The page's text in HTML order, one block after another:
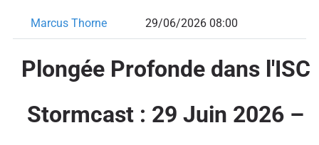
Marcus Thorne 29/06/2026 08:00
Plongée Profonde dans l'ISC
Stormcast : 29 Juin 2026 –